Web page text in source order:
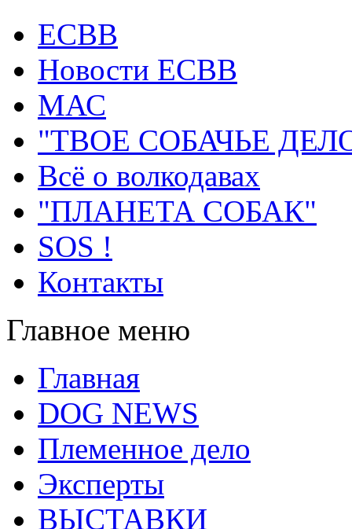
ECВB
Новости ЕСВВ
МАС
"ТВОЕ СОБАЧЬЕ
Всё о волкодавах
"ПЛАНЕТА СОБАК"
SOS !
Контакты
Главное меню
Главная
DOG NEWS
Племенное дело
Эксперты
ВЫСТАВКИ